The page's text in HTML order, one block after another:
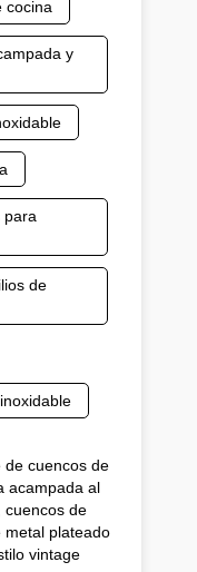
cocina
y
para
de
de cuencos de
acampada al
cuencos de
metal plateado
vintage